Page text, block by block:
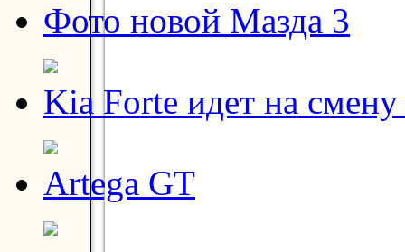
Фото новой Мазда 3
Kia Forte идет на
Artega GT